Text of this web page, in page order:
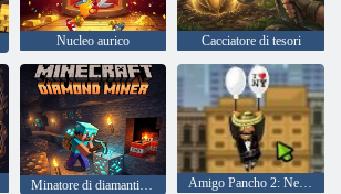
Nucleo aurico Cacciatore di tesori
Minatore di diamanti di Minecraft Amigo Pancho 2: New York Party